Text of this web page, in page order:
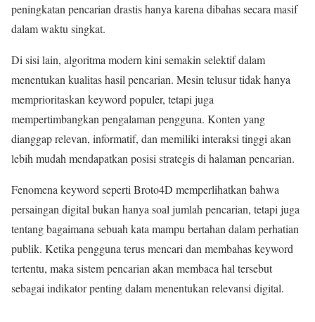
peningkatan pencarian drastis hanya karena dibahas secara masif
dalam waktu singkat.
Di sisi lain, algoritma modern kini semakin selektif dalam
menentukan kualitas hasil pencarian. Mesin telusur tidak hanya
memprioritaskan keyword populer, tetapi juga
mempertimbangkan pengalaman pengguna. Konten yang
dianggap relevan, informatif, dan memiliki interaksi tinggi akan
lebih mudah mendapatkan posisi strategis di halaman pencarian.
Fenomena keyword seperti Broto4D memperlihatkan bahwa
persaingan digital bukan hanya soal jumlah pencarian, tetapi juga
tentang bagaimana sebuah kata mampu bertahan dalam perhatian
publik. Ketika pengguna terus mencari dan membahas keyword
tertentu, maka sistem pencarian akan membaca hal tersebut
sebagai indikator penting dalam menentukan relevansi digital.